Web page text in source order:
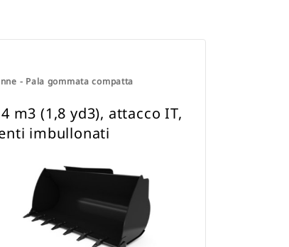
- Pala gommata compatta
m3 (1,8 yd3), attacco IT,
imbullonati